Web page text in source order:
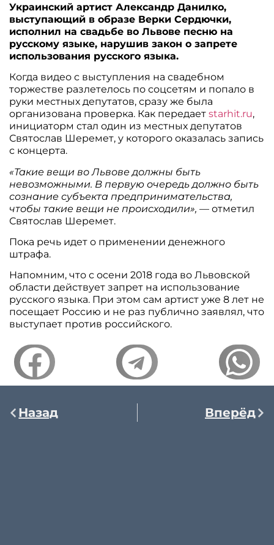
Украинский артист Александр Данилко,
выступающий в образе Верки Сердючки,
исполнил на свадьбе во Львове песню на
русскому языке, нарушив закон о запрете
использования русского языка.
Когда видео с выступления на свадебном
торжестве разлетелось по соцсетям и попало в
руки местных депутатов, сразу же была
организована проверка. Как передаетstarhit.ru,
инициаторм стал один из местных депутатов
Святослав Шеремет, у которого оказалась запись
с концерта.
«Такие вещи во Львове должны быть
невозможными. В первую очередь должно быть
сознание субъекта предпринимательства,
чтобы такие вещи не происходили», — отметил
Святослав Шеремет.
Пока речь идет о применении денежного
штрафа.
Напомним, что с осени 2018 года во Львовской
области действует запрет на использование
русского языка. При этом сам артист уже 8 лет не
посещает Россию и не раз публично заявлял, что
выступает против российского.
Назад Вперёд